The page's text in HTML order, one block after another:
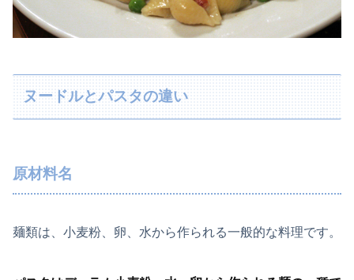
ヌードルとパスタの違い
原材料名
麺類は、小麦粉、卵、水から作られる一般的な料理です。